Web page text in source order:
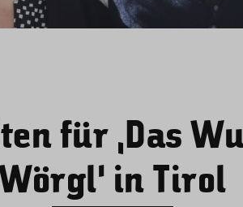
für ‚Das
in Tirol